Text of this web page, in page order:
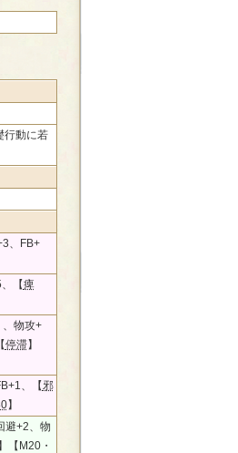
行動に若
、FB+
【痺
物攻+
停滞】
、【邪
】
避+2、物
【M20・